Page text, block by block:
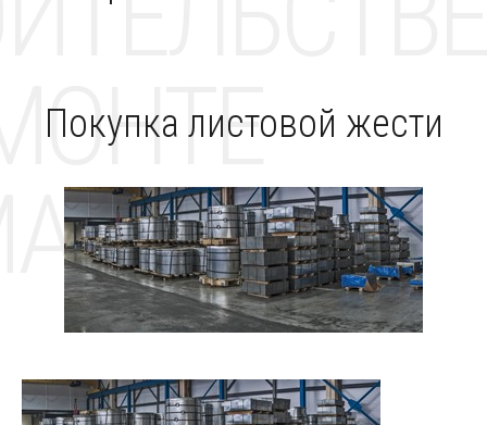
Покупка листовой жести